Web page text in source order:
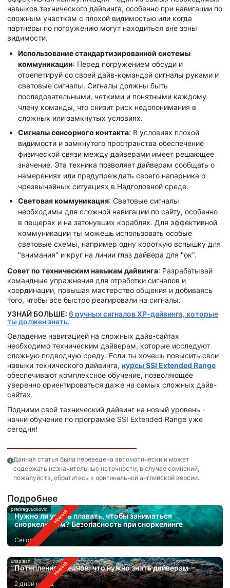
навыков технического дайвинга, особенно при навигации по
сложным участкам с плохой видимостью или когда
партнеры по погружению могут находиться вне зоны
видимости.
Использование стандартизированной системы
коммуникации: Перед погружением обсуди и
отрепетируй со своей дайв-командой сигналы руками и
световые сигналы. Сигналы должны быть
последовательными, четкими и понятными каждому
члену команды, что снизит риск недопонимания в
сложных или замкнутых условиях.
Сигналы сенсорного контакта: В условиях плохой
видимости и замкнутого пространства обеспечение
физической связи между дайверами имеет решающее
значение. Эта техника позволяет дайверам сообщать о
намерениях или предупреждать своего напарника о
чрезвычайных ситуациях в Надголовной среде.
Световая коммуникация: Световые сигналы
необходимы для сложной навигации по сайту, особенно
в пещерах и на затонувших кораблях. Для эффективной
коммуникации ты можешь использовать особые
световые схемы, например одну короткую вспышку для
"внимания" и круг на линии глаз дайвера для "ок".
Совет по техническим навыкам дайвинга: Разрабатывай
командные упражнения для отработки сигналов и
координации, повышая мастерство общения и добиваясь
того, чтобы все быстро реагировали на сигналы.
УЗНАЙ БОЛЬШЕ: 6 ручных сигналов ХР-дайвинга, которые
ты должен знать.
Овладение навигацией на сложных дайв-сайтах
необходимо техническим дайверам, которые исследуют
сложную подводную среду. Если ты хочешь повысить свои
навыки технического дайвинга, курсы SSI Extended Range
обеспечивают комплексное обучение, позволяющее
уверенно ориентироваться даже на самых сложных дайв-
сайтах.
Подними свой технический дайвинг на новый уровень -
начни обучение по программе SSI Extended Range уже
сегодня!
Данная статья была переведена автоматически и может
содержать незначительные неточности; в случае сомнений,
пожалуйста, обратитесь к оригинальной английской версии.
Подробнее
predragvuckovic
Нужно ли уметь плавать, чтобы заниматься
сноркелингом? Безопасность при сноркелинге
Сегодня
unsplash
Потепление океанов: что нужно знать дайверам
2 дней назад